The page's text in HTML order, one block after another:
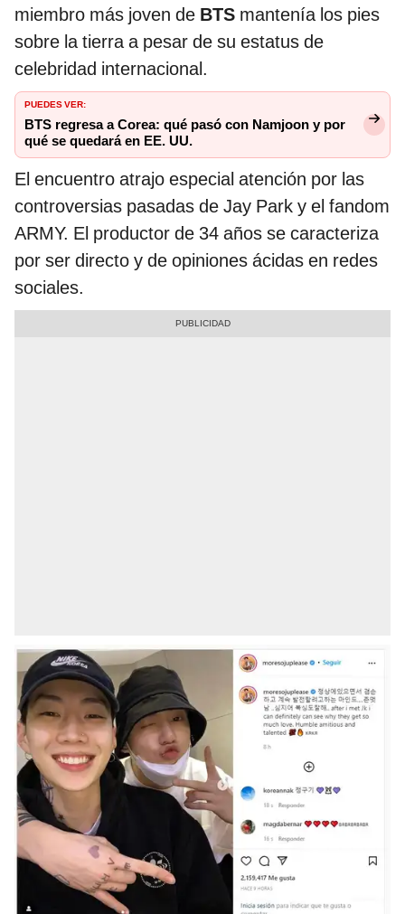
miembro más joven de BTS mantenía los pies
sobre la tierra a pesar de su estatus de
celebridad internacional.
PUEDES VER:
BTS regresa a Corea: qué pasó con Namjoon y por
qué se quedará en EE. UU.
El encuentro atrajo especial atención por las
controversias pasadas de Jay Park y el fandom
ARMY. El productor de 34 años se caracteriza
por ser directo y de opiniones ácidas en redes
sociales.